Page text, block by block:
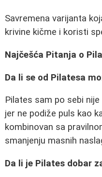
Savremena varijanta
krivine kičme i koristi
Najčešća Pitanja o
Da li se od Pilatesa
Pilates sam po sebi
jer ne podiže puls kao
kombinovan sa
smanjenju masnih
Da li je Pilates dobar